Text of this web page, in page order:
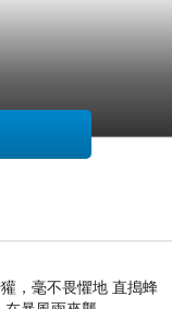
，毫不畏懼地 直搗蜂